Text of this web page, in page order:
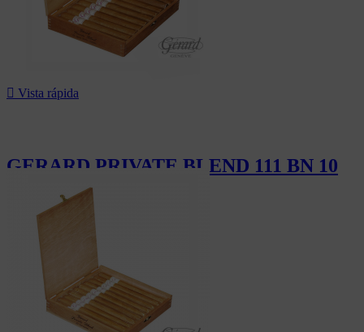
 Vista rápida
GERARD PRIVATE BLEND 111 BN 10
184,00 CHF